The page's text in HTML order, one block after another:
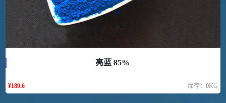
亮蓝 85%
¥189.6 库存：0KG